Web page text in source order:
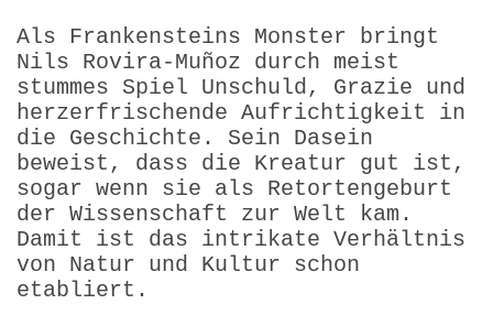
Als Frankensteins Monster bringt
Nils Rovira-Muñoz durch meist
stummes Spiel Unschuld, Grazie und
herzerfrischende Aufrich­tigkeit in
die Geschichte. Sein Dasein
beweist, dass die Kreatur gut ist,
sogar wenn sie als Retortengeburt
der Wissen­schaft zur Welt kam.
Damit ist das intrikate Verhältnis
von Natur und Kultur schon
etabliert.